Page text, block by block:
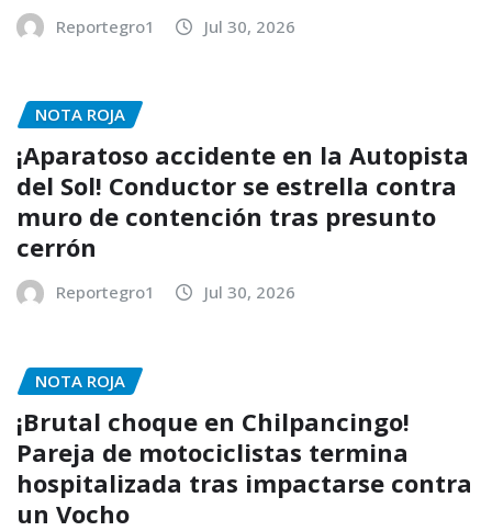
Reportegro1 Jul 30, 2026
NOTA ROJA
¡Aparatoso accidente en la Autopista
del Sol! Conductor se estrella contra
muro de contención tras presunto
cerrón
Reportegro1 Jul 30, 2026
NOTA ROJA
¡Brutal choque en Chilpancingo!
Pareja de motociclistas termina
hospitalizada tras impactarse contra
un Vocho